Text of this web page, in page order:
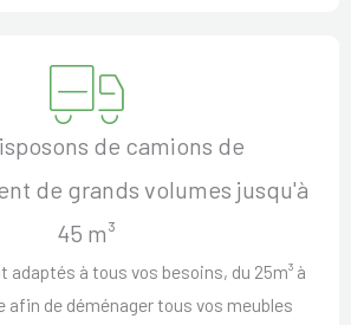
de camions de
de grands volumes jusqu'à
45 m³
adaptés à tous vos besoins, du 25m³ à
afin de déménager tous vos meubles